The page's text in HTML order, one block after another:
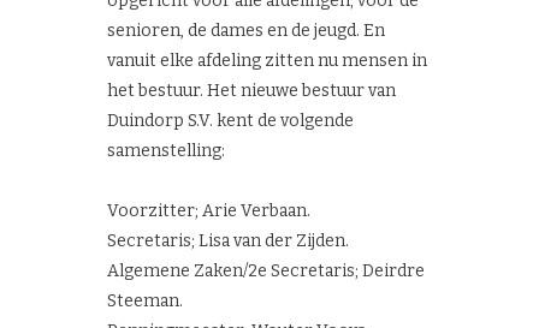
senioren, de dames en de jeugd. En
vanuit elke afdeling zitten nu mensen in
het bestuur. Het nieuwe bestuur van
Duindorp S.V. kent de volgende
samenstelling:
Voorzitter; Arie Verbaan.
Secretaris; Lisa van der Zijden.
Algemene Zaken/2e Secretaris; Deirdre
Steeman.